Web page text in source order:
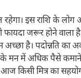
इस राशि के लोग
जरूर होने वाला
अच्छा है। पदोन्नति का
में अधिक पैसे कमाने
किसी मित्र का सहयोग